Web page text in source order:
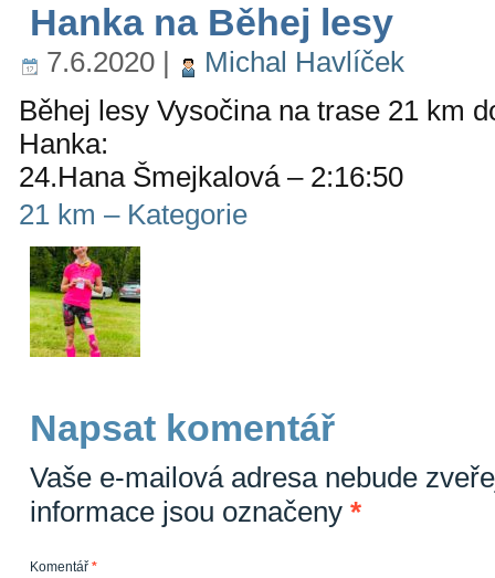
Hanka na Běhej lesy
7.6.2020 |
Michal Havlíček
Běhej lesy Vysočina na trase 21 km
Hanka:
24.Hana Šmejkalová – 2:16:50
21 km – Kategorie
Napsat komentář
Vaše e-mailová adresa nebude
informace jsou označeny *
Komentář *